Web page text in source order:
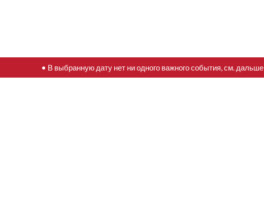
• В выбранную дату нет ни одного важного события, см. дальше